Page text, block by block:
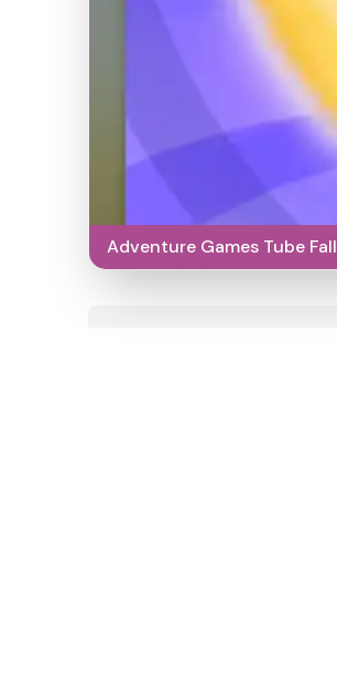
Adventure Games Tube Fall